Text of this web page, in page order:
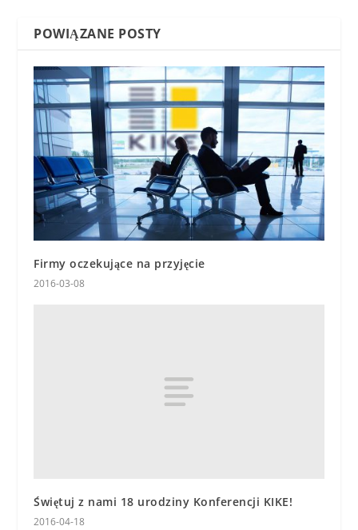
POWIĄZANE POSTY
Firmy oczekujące na przyjęcie
2016-03-08
Świętuj z nami 18 urodziny Konferencji KIKE!
2016-04-18